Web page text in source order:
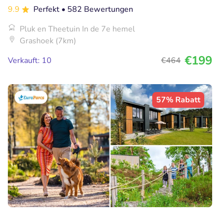
9.9 Perfekt • 582 Bewertungen
Pluk en Theetuin In de 7e hemel
Grashoek (7km)
Verkauft: 10
€464 €199
57% Rabatt